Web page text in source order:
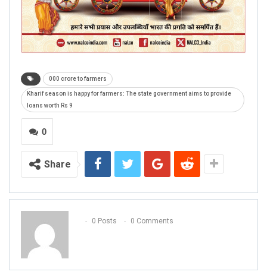
000 crore to farmers
Kharif season is happy for farmers: The state government aims to provide
loans worth Rs 9
0
Share
0 Posts 0 Comments